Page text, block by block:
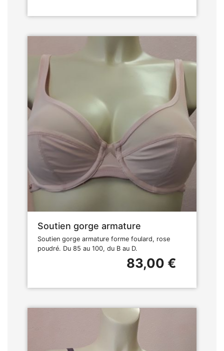
Soutien gorge armature
Soutien gorge armature forme foulard, rose
poudré. Du 85 au 100, du B au D.
83,00 €